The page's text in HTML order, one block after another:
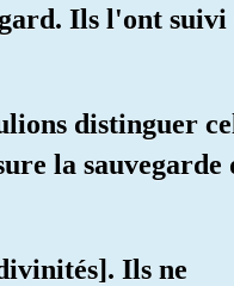
Ils l'ont suivi
distinguer
la sauvegarde
Ils ne